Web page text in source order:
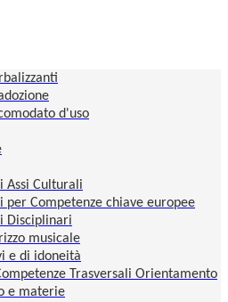
d'uso
Assi Culturali
per Competenze chiave europee
Disciplinari
musicale
e di idoneità
Trasversali Orientamento
e materie